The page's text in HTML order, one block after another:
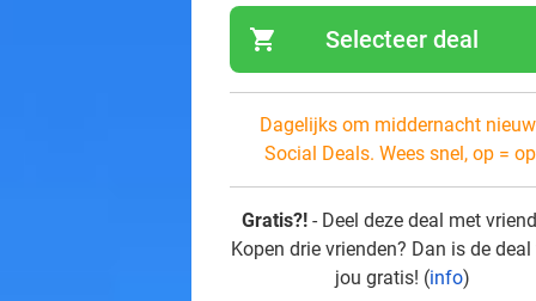
shopping_cart Selecteer deal
Dagelijks om middernacht
Social Deals. Wees snel, op =
Gratis?! - Deel deze deal met
Kopen drie vrienden? Dan is de
jou gratis! (info)